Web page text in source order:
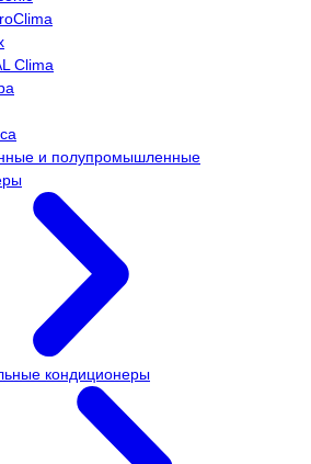
Clima
и полупромышленные
кондиционеры